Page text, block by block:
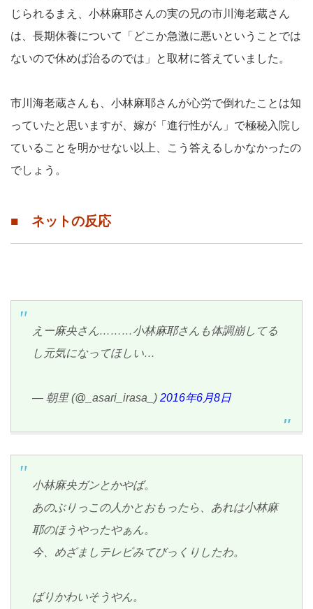
じられるまえ、小林麻耶さんの実の兄の市川海老蔵さん
は、長期休養について「どこか急激に悪いということでは
ないので休めば治るのでは」と取材に答えていました。
市川海老蔵さんも、小林麻耶さんが心労で倒れたことは知
っていたと思いますが、嫁が「進行性がん」で極秘入院し
ていることを明かせない以上、こう答えるしかなかったの
でしょう。
■ ネットの反応
えー麻央さん………小林麻耶さんも体調崩してる
し元気になってほしい…
— 朝里 (@_asari_irasa_) 2016年6月8日
小林麻央ガンとかやば。
あのぶりっこの人かとおもったら、あれは小林麻
耶のほうやったやぁん。
今、めざましテレビみてびっくりしたわ。
ばりかわいそうやん。